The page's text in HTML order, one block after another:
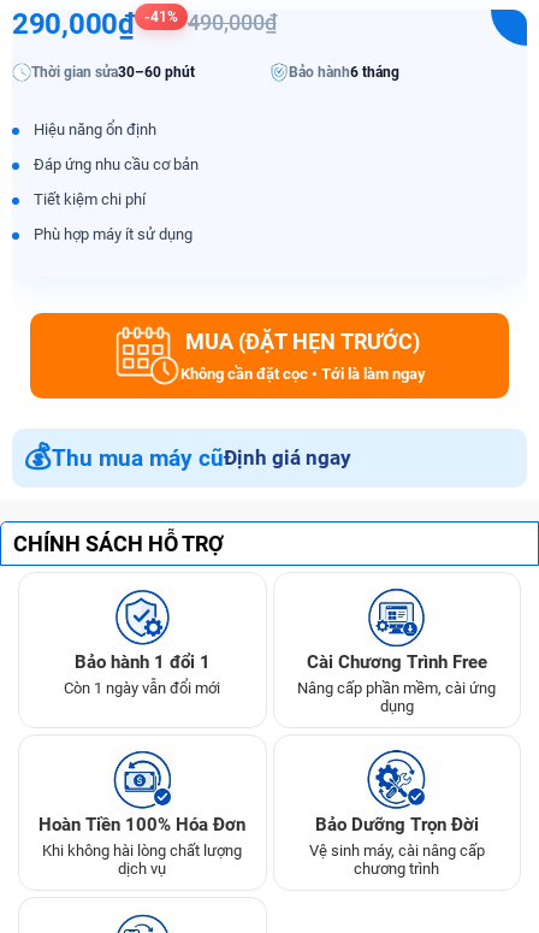
290,000₫ -41% 490,000₫
Thời gian sửa30–60 phút Bảo hành6 tháng
Hiệu năng ổn định
Đáp ứng nhu cầu cơ bản
Tiết kiệm chi phí
Phù hợp máy ít sử dụng
MUA (ĐẶT HẸN TRƯỚC)
Không cần đặt cọc • Tới là làm ngay
💰Thu mua máy cũĐịnh giá ngay
CHÍNH SÁCH HỖ TRỢ
Bảo hành 1 đổi 1
Còn 1 ngày vẫn đổi mới
Cài Chương Trình Free
Nâng cấp phần mềm, cài ứng
dụng
Hoàn Tiền 100% Hóa Đơn
Khi không hài lòng chất lượng
dịch vụ
Bảo Dưỡng Trọn Đời
Vệ sinh máy, cài nâng cấp
chương trình